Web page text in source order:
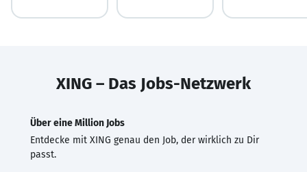
XING – Das Jobs-Netzwerk
Über eine Million Jobs
Entdecke mit XING genau den Job, der wirklich zu Dir
passt.